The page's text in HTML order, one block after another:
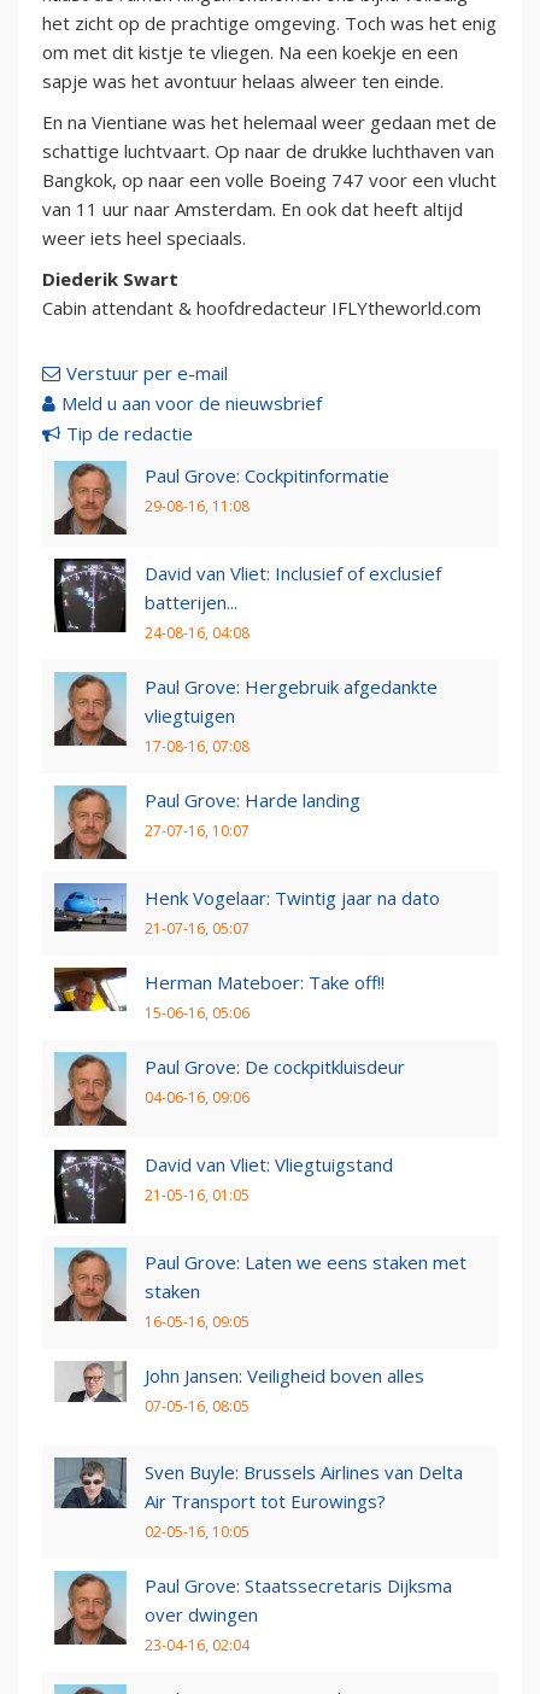
het zicht op de prachtige omgeving. Toch was het enig
om met dit kistje te vliegen. Na een koekje en een
sapje was het avontuur helaas alweer ten einde.
En na Vientiane was het helemaal weer gedaan met de
schattige luchtvaart. Op naar de drukke luchthaven van
Bangkok, op naar een volle Boeing 747 voor een vlucht
van 11 uur naar Amsterdam. En ook dat heeft altijd
weer iets heel speciaals.
Diederik Swart
Cabin attendant & hoofdredacteur IFLYtheworld.com
Verstuur per e-mail
Meld u aan voor de nieuwsbrief
Tip de redactie
Paul Grove: Cockpitinformatie
29-08-16, 11:08
David van Vliet: Inclusief of exclusief
batterijen...
24-08-16, 04:08
Paul Grove: Hergebruik afgedankte
vliegtuigen
17-08-16, 07:08
Paul Grove: Harde landing
27-07-16, 10:07
Henk Vogelaar: Twintig jaar na dato
21-07-16, 05:07
Herman Mateboer: Take off!!
15-06-16, 05:06
Paul Grove: De cockpitkluisdeur
04-06-16, 09:06
David van Vliet: Vliegtuigstand
21-05-16, 01:05
Paul Grove: Laten we eens staken met
staken
16-05-16, 09:05
John Jansen: Veiligheid boven alles
07-05-16, 08:05
Sven Buyle: Brussels Airlines van Delta
Air Transport tot Eurowings?
02-05-16, 10:05
Paul Grove: Staatssecretaris Dijksma
over dwingen
23-04-16, 02:04